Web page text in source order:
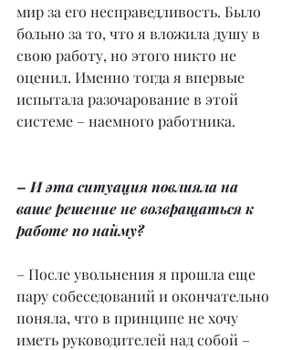
мир за его несправедливость. Было
больно за то, что я вложила душу в
свою работу, но этого никто не
оценил. Именно тогда я впервые
испытала разочарование в этой
системе – наемного работника.
– И эта ситуация повлияла на
ваше решение не возвращаться к
работе по найму?
– После увольнения я прошла еще
пару собеседований и окончательно
поняла, что в принципе не хочу
иметь руководителей над собой –